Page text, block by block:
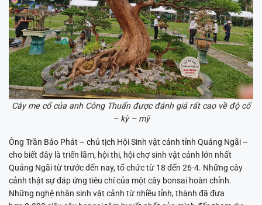
Cây me cổ của anh Công Thuấn được đánh giá rất cao về độ cổ
– kỳ – mỹ
Ông Trần Bảo Phát – chủ tịch Hội Sinh vật cảnh tỉnh Quảng Ngãi –
cho biết đây là triển lãm, hội thi, hội chợ sinh vật cảnh lớn nhất
Quảng Ngãi từ trước đến nay, tổ chức từ 18 đến 26-4. Những cây
cảnh thật sự đáp ứng tiêu chí của một cây bonsai hoàn chỉnh.
Những nghệ nhân sinh vật cảnh từ nhiều tỉnh, thành đã đưa